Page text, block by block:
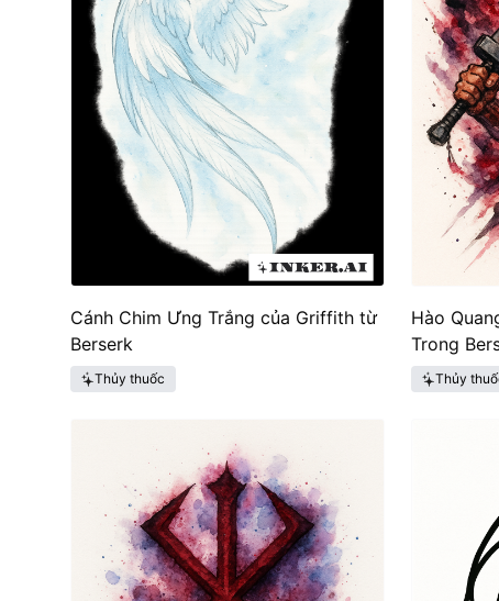
Cánh Chim Ưng Trắng của Griffith từ
Berserk
Thủy thuốc
Hào
Trong
Thủy